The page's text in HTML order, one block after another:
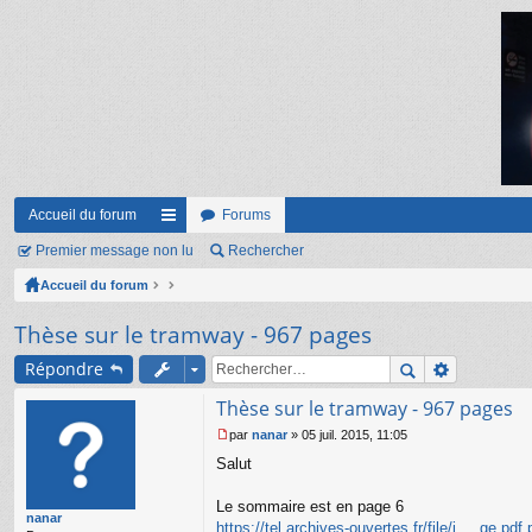
Accueil du forum
ac
co
ci
s
Forums
Premier message non lu Rechercher
Accueil du forum
Thèse sur le tramway - 967 pages
Répondre
nanar
Thèse sur le tramway - 967 pages
e
s
par nanar » 05 juil. 2015, 11:05
Salut
Le sommaire est en page 6
https://tel.archives-ouvertes.fr/file/i ...